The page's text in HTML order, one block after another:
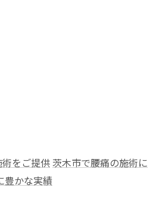
をご提供茨木市で腰痛の施術に
豊かな実績